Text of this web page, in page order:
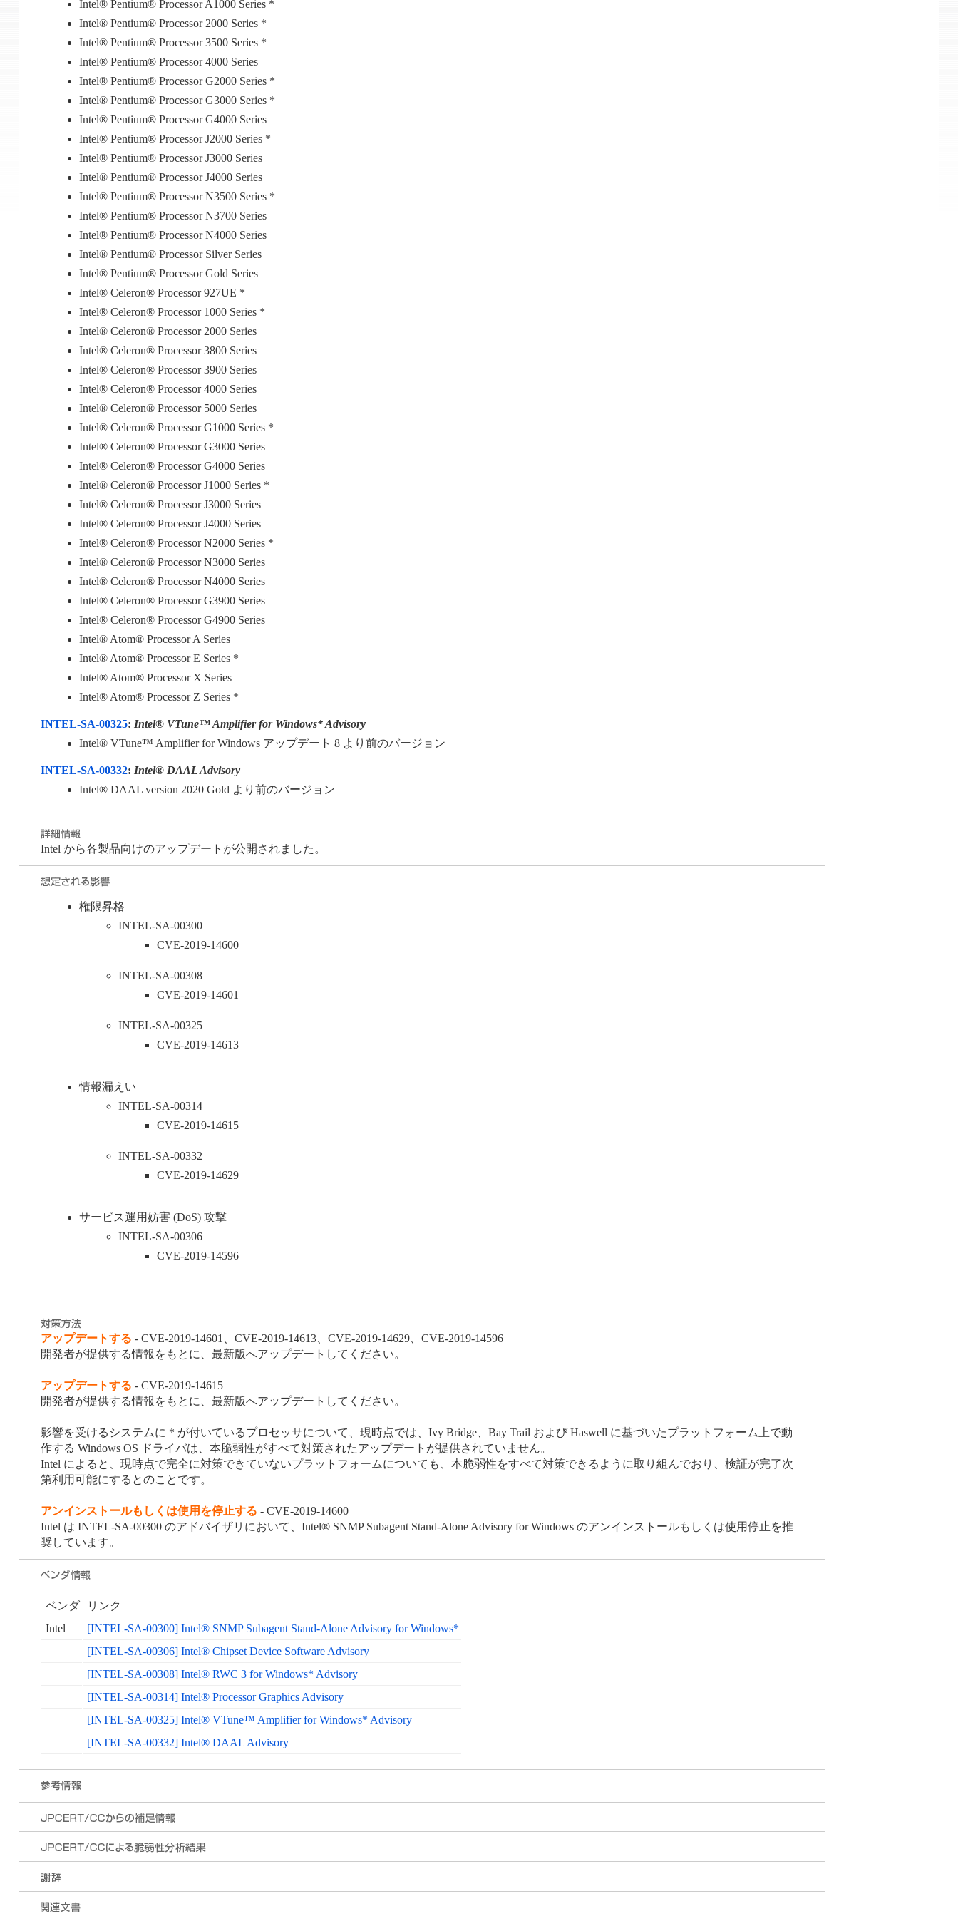
Intel® Pentium® Processor A1000 Series *
Intel® Pentium® Processor 2000 Series *
Intel® Pentium® Processor 3500 Series *
Intel® Pentium® Processor 4000 Series
Intel® Pentium® Processor G2000 Series *
Intel® Pentium® Processor G3000 Series *
Intel® Pentium® Processor G4000 Series
Intel® Pentium® Processor J2000 Series *
Intel® Pentium® Processor J3000 Series
Intel® Pentium® Processor J4000 Series
Intel® Pentium® Processor N3500 Series *
Intel® Pentium® Processor N3700 Series
Intel® Pentium® Processor N4000 Series
Intel® Pentium® Processor Silver Series
Intel® Pentium® Processor Gold Series
Intel® Celeron® Processor 927UE *
Intel® Celeron® Processor 1000 Series *
Intel® Celeron® Processor 2000 Series
Intel® Celeron® Processor 3800 Series
Intel® Celeron® Processor 3900 Series
Intel® Celeron® Processor 4000 Series
Intel® Celeron® Processor 5000 Series
Intel® Celeron® Processor G1000 Series *
Intel® Celeron® Processor G3000 Series
Intel® Celeron® Processor G4000 Series
Intel® Celeron® Processor J1000 Series *
Intel® Celeron® Processor J3000 Series
Intel® Celeron® Processor J4000 Series
Intel® Celeron® Processor N2000 Series *
Intel® Celeron® Processor N3000 Series
Intel® Celeron® Processor N4000 Series
Intel® Celeron® Processor G3900 Series
Intel® Celeron® Processor G4900 Series
Intel® Atom® Processor A Series
Intel® Atom® Processor E Series *
Intel® Atom® Processor X Series
Intel® Atom® Processor Z Series *
INTEL-SA-00325: Intel® VTune™ Amplifier for Windows* Advisory
Intel® VTune™ Amplifier for Windows アップデート 8 より前のバージョン
INTEL-SA-00332: Intel® DAAL Advisory
Intel® DAAL version 2020 Gold より前のバージョン
Intel から各製品向けのアップデートが公開されました。
権限昇格
INTEL-SA-00300
CVE-2019-14600
INTEL-SA-00308
CVE-2019-14601
INTEL-SA-00325
CVE-2019-14613
情報漏えい
INTEL-SA-00314
CVE-2019-14615
INTEL-SA-00332
CVE-2019-14629
サービス運用妨害 (DoS) 攻撃
INTEL-SA-00306
CVE-2019-14596
アップデートする - CVE-2019-14601、CVE-2019-14613、CVE-2019-14629、CVE-2019-14596
開発者が提供する情報をもとに、最新版へアップデートしてください。
アップデートする - CVE-2019-14615
開発者が提供する情報をもとに、最新版へアップデートしてください。
影響を受けるシステムに * が付いているプロセッサについて、現時点では、Ivy Bridge、Bay Trail および Haswell に基づいたプラットフォーム上で動
作する Windows OS ドライバは、本脆弱性がすべて対策されたアップデートが提供されていません。
Intel によると、現時点で完全に対策できていないプラットフォームについても、本脆弱性をすべて対策できるように取り組んでおり、検証が完了次
第利用可能にするとのことです。
アンインストールもしくは使用を停止する - CVE-2019-14600
Intel は INTEL-SA-00300 のアドバイザリにおいて、Intel® SNMP Subagent Stand-Alone Advisory for Windows のアンインストールもしくは使用停止を推
奨しています。
ベンダ
リンク
Intel
[INTEL-SA-00300] Intel® SNMP Subagent Stand-Alone Advisory for Windows*
[INTEL-SA-00306] Intel® Chipset Device Software Advisory
[INTEL-SA-00308] Intel® RWC 3 for Windows* Advisory
[INTEL-SA-00314] Intel® Processor Graphics Advisory
[INTEL-SA-00325] Intel® VTune™ Amplifier for Windows* Advisory
[INTEL-SA-00332] Intel® DAAL Advisory